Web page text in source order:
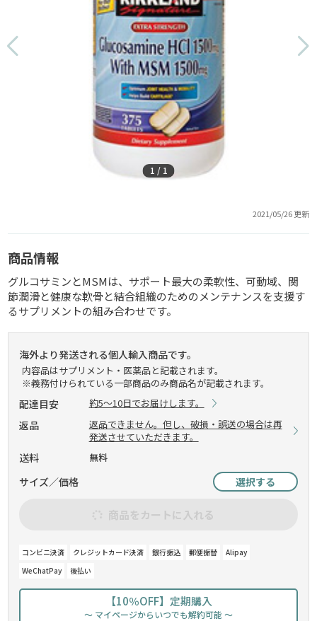
1 / 1
2021/05/26 更新
商品情報
グルコサミンとMSMは、サポート最大の柔軟性、可動域、関
節潤滑と健康な軟骨と結合組織のためのメンテナンスを支援す
るサプリメントの組み合わせです。
海外より発送される個人輸入商品です。
内容品はサプリメント・医薬品と記載されます。
※義務付けられている一部商品のみ商品名が記載されます。
配達目安 約5～10日でお届けします。
返品
返品できません。但し、破損・誤送の場合は再
発送させていただきます。
送料 無料
サイズ／価格 選択する
商品をカートに入れる
コンビニ決済 クレジットカード決済 銀行振込 郵便振替
Alipay
WeChatPay
後払い
【10％OFF】定期購入
～ マイページからいつでも解約可能 ～